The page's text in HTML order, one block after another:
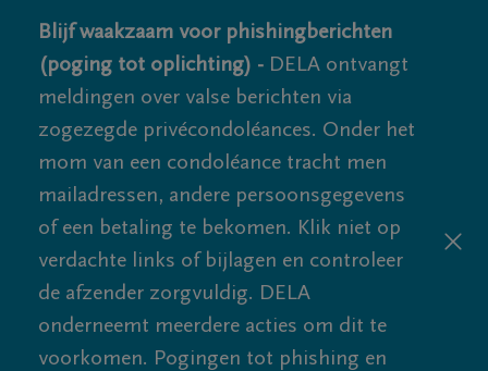
Blijf waakzaam voor phishingberichten
(poging tot oplichting) - DELA ontvangt
meldingen over valse berichten via
zogezegde privécondoléances. Onder het
mom van een condoléance tracht men
mailadressen, andere persoonsgegevens
of een betaling te bekomen. Klik niet op
verdachte links of bijlagen en controleer
de afzender zorgvuldig. DELA
onderneemt meerdere acties om dit te
voorkomen. Pogingen tot phishing en